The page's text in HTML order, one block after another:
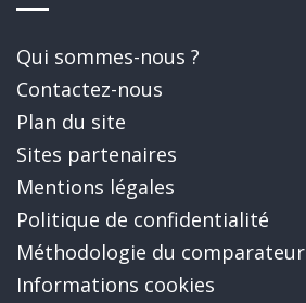
Qui sommes-nous ?
Contactez-nous
Plan du site
Sites partenaires
Mentions légales
Politique de confidentialité
Méthodologie du comparateur
Informations cookies